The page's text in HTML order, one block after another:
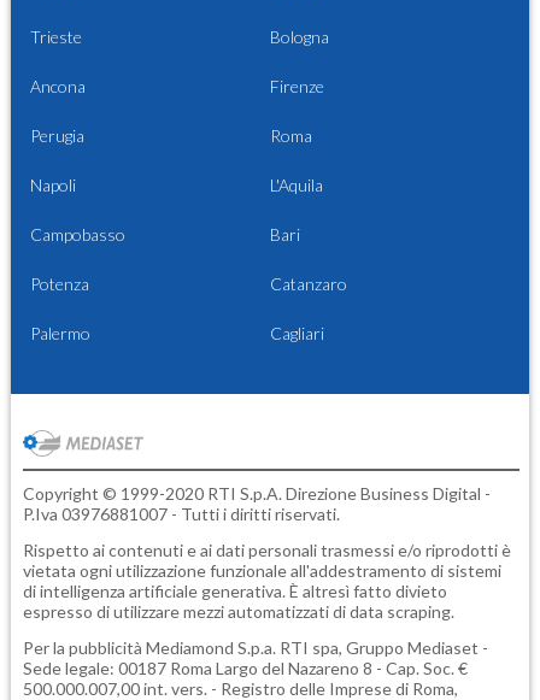
Trieste Bologna
Ancona Firenze
Perugia Roma
Napoli L'Aquila
Campobasso Bari
Potenza Catanzaro
Palermo Cagliari
Copyright © 1999-2020 RTI S.p.A. Direzione Business Digital -
P.Iva 03976881007 - Tutti i diritti riservati.
Rispetto ai contenuti e ai dati personali trasmessi e/o riprodotti è
vietata ogni utilizzazione funzionale all'addestramento di sistemi
di intelligenza artificiale generativa. È altresì fatto divieto
espresso di utilizzare mezzi automatizzati di data scraping.
Per la pubblicità Mediamond S.p.a. RTI spa, Gruppo Mediaset -
Sede legale: 00187 Roma Largo del Nazareno 8 - Cap. Soc. €
500.000.007,00 int. vers. - Registro delle Imprese di Roma,